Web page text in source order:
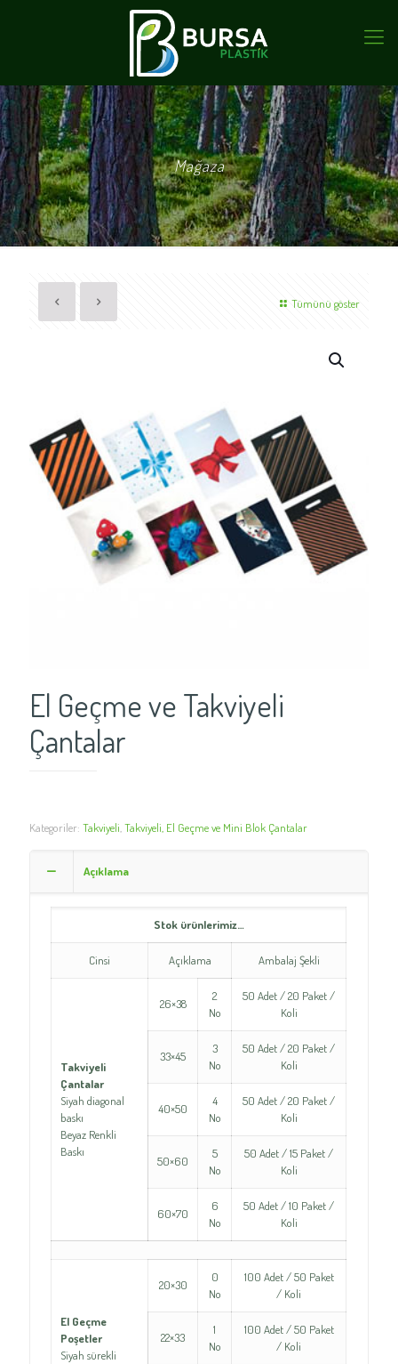
Mağaza
Tümünü göster
El Geçme ve Takviyeli
Çantalar
Kategoriler: Takviyeli Takviyeli, El Geçme ve Mini Blok Çantalar
Açıklama
Stok ürünlerimiz…
Cinsi Açıklama Ambalaj Şekli
Takviyeli
Çantalar
Siyah diagonal
baskı
Beyaz Renkli
Baskı
26×38
2
No
50 Adet / 20 Paket /
Koli
33×45
3
No
50 Adet / 20 Paket /
Koli
40×50
4
No
50 Adet / 20 Paket /
Koli
50×60
5
No
50 Adet / 15 Paket /
Koli
60×70
6
No
50 Adet / 10 Paket /
Koli
El Geçme
Poşetler
Siyah sürekli
20×30
0
No
100 Adet / 50 Paket
/ Koli
22×33
1
No
100 Adet / 50 Paket
/ Koli